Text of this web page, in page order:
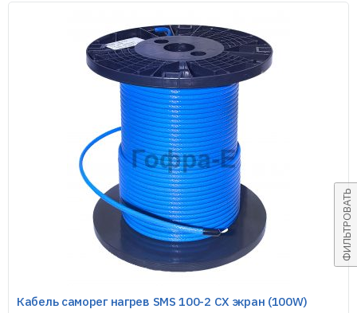
ФИЛЬТРОВАТЬ
Кабель саморег нагрев SMS 100-2 CX экран (100W)